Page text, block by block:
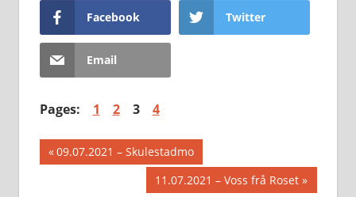
Facebook Twitter
Email
Pages: 1 2 3 4
Innleggsnavigasjon
Previous
09.07.2021 – Skulestadmo
Next
11.07.2021 – Voss frå Roset